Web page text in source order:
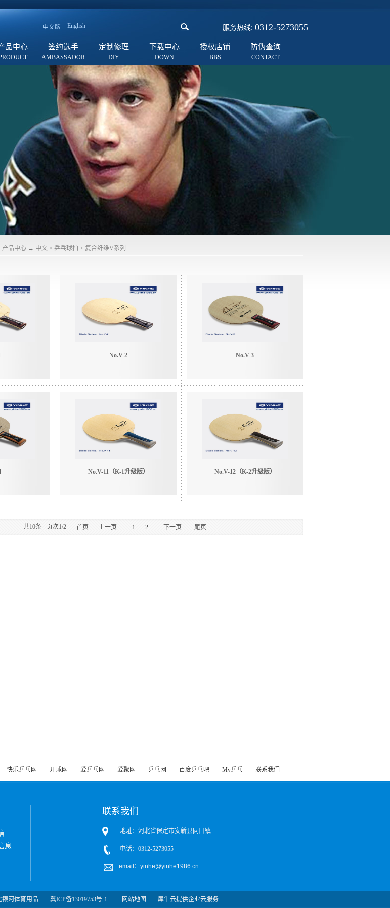
中文版 English 服务热线: 0312-5273055
品中心 签约选手 定制修理 下载中心 授权店铺 防伪查询
产品中心 → 中文 > 乒乓球拍 > 复合纤维V系列
No.V-2 No.V-3
No.V-11（K-1升级版） No.V-12（K-2升级版）
共10条 页次1/2 首页 上一页 1 2 下一页 尾页
快乐乒乓网 开球网 爱乒乓网 爱聚网 乒乓网 百度乒乓吧 My乒乓 联系我们
息
联系我们
银河体育用品 冀ICP备13019753号-1 网站地图 犀牛云提供企业云服务
地址：河北省保定市安新县同口镇
电话：0312-5273055
email：yinhe@yinhe1986.cn